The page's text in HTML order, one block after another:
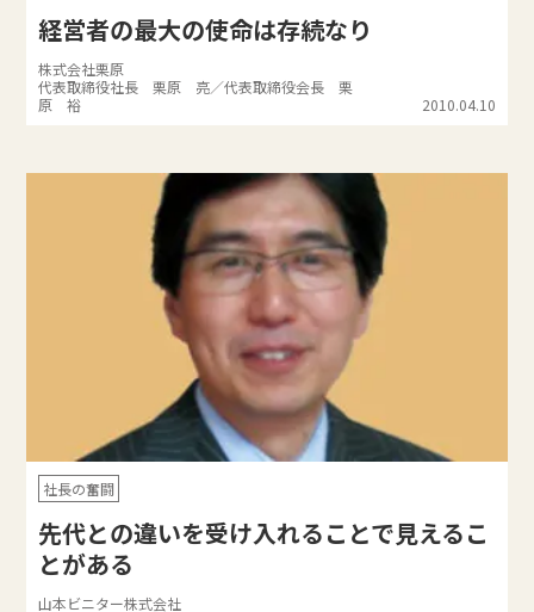
経営者の最大の使命は存続なり
株式会社栗原
代表取締役社長 栗原 亮／代表取締役会長 栗
原 裕
2010.04.10
社長の奮闘
先代との違いを受け入れることで見えるこ
とがある
山本ビニター株式会社